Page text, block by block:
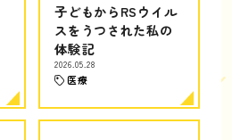
子どもからRSウイル
スをうつされた私の
体験記
2026.05.28
医療